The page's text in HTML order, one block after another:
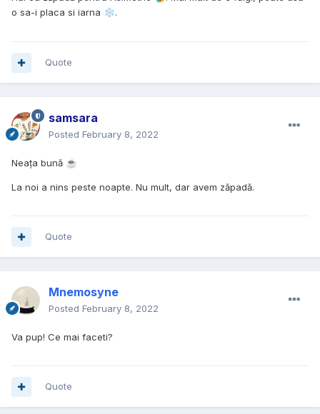
o sa-i placa si iarna ❄️.
Quote
samsara
Posted February 8, 2022
Neața bună ☕
La noi a nins peste noapte. Nu mult, dar avem zăpadă.
Quote
Mnemosyne
Posted February 8, 2022
Va pup! Ce mai faceti?
Quote